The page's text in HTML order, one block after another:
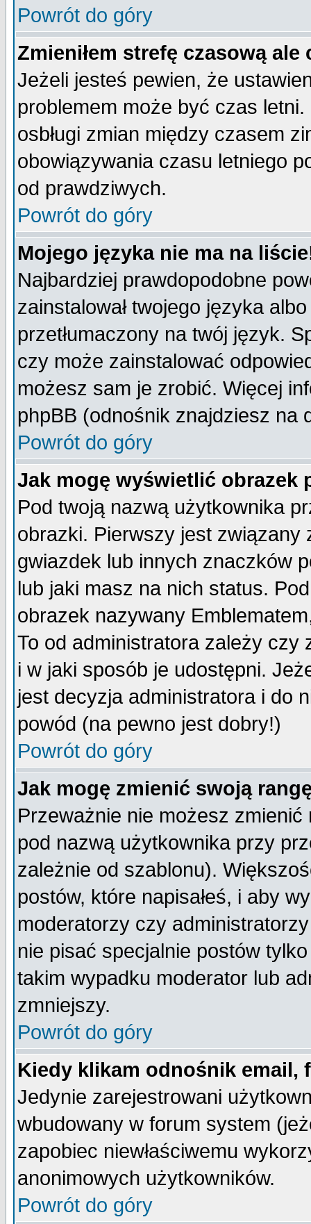
Powrót do góry
Zmieniłem strefę czasową
Jeżeli jesteś pewien, że
problemem może być czas
osbługi zmian między czasem
obowiązywania czasu letniego
od prawdziwych.
Powrót do góry
Mojego języka nie ma na
Najbardziej prawdopodobne
zainstalował twojego języka
przetłumaczony na twój język.
czy może zainstalować
możesz sam je zrobić. Więcej
phpBB (odnośnik znajdziesz na
Powrót do góry
Jak mogę wyświetlić obrazek
Pod twoją nazwą użytkownika
obrazki. Pierwszy jest
gwiazdek lub innych znaczków
lub jaki masz na nich status.
obrazek nazywany
To od administratora zależy czy
i w jaki sposób je udostępni.
jest decyzja administratora i do
powód (na pewno jest dobry!)
Powrót do góry
Jak mogę zmienić swoją
Przeważnie nie możesz
pod nazwą użytkownika przy
zależnie od szablonu).
postów, które napisałeś, i aby
moderatorzy czy
nie pisać specjalnie postów
takim wypadku moderator lub
zmniejszy.
Powrót do góry
Kiedy klikam odnośnik email,
Jedynie zarejestrowani
wbudowany w forum system
zapobiec niewłaściwemu
anonimowych użytkowników.
Powrót do góry